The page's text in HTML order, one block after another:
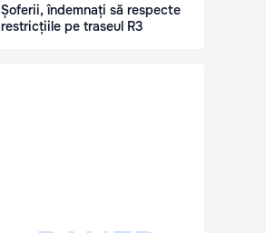
Șoferii, îndemnați să respecte
restricțiile pe traseul R3